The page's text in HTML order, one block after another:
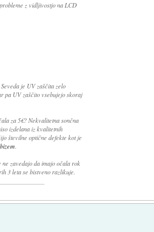
z vidljivostjo na LCD
je UV zaščita zelo
pa UV zaščito vsebujejo skoraj
za 5€? Nekvalitetna sončna
izdelana iz kvalitetnih
številne optične defekte kot je
zavedajo da imajo očala rok
3 leta se bistveno razlikuje.